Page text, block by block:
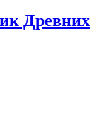
Древних